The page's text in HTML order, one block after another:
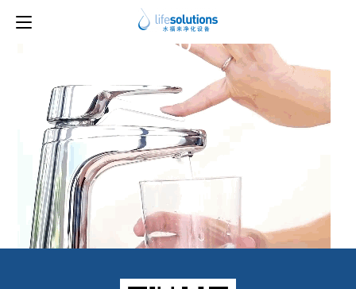
上一图片
10